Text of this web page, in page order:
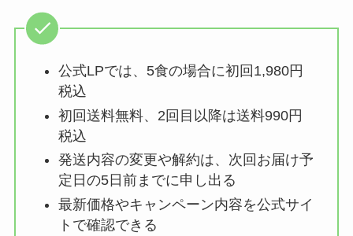
公式LPでは、5食の場合に初回1,980円
税込
初回送料無料、2回目以降は送料990円
税込
発送内容の変更や解約は、次回お届け予
定日の5日前までに申し出る
最新価格やキャンペーン内容を公式サイ
トで確認できる